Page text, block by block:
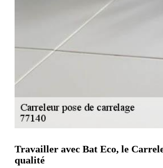
Travailler avec Bat Eco, le
qualité